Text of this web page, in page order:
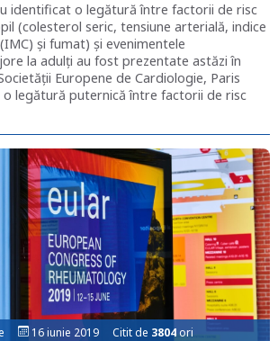
identificat o legătură între factorii de risc
(colesterol seric, tensiune arterială, indice
și fumat) și evenimentele
la adulți au fost prezentate astăzi în
Europene de Cardiologie, Paris
o legătură puternică între factorii de risc
16 iunie 2019 Citit de 3804ori